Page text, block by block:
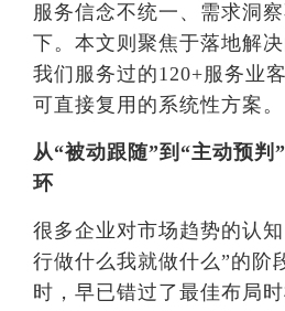
服务信念不统一、需求洞
下。本文则聚焦于落地解
我们服务过的120+服务业
可直接复用的系统性方案。
从“被动跟随”到“主动预判
环
很多企业对市场趋势的认
行做什么我就做什么”的阶
时，早已错过了最佳布局